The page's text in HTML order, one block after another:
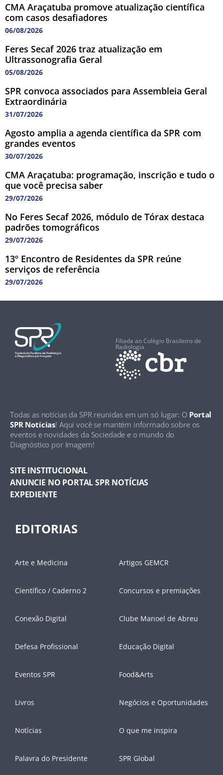
CMA Araçatuba promove atualização científica
com casos desafiadores
06/08/2026
Feres Secaf 2026 traz atualização em
Ultrassonografia Geral
05/08/2026
SPR convoca associados para Assembleia Geral
Extraordinária
31/07/2026
Agosto amplia a agenda científica da SPR com
grandes eventos
30/07/2026
CMA Araçatuba: programação, inscrição e tudo o
que você precisa saber
29/07/2026
No Feres Secaf 2026, módulo de Tórax destaca
padrões tomográficos
29/07/2026
13º Encontro de Residentes da SPR reúne
serviços de referência
29/07/2026
Filiada ao Colégio Brasileiro de
Radiologia
Todas as notícias da SPR reunidas em um só lugar: O Portal
SPR Notícias! Aqui você se mantém informado sobre os
eventos e novidades da Sociedade e o mundo do
Diagnóstico por Imagem!
SITE INSTITUCIONAL
ANUNCIE NO PORTAL SPR NOTÍCIAS
EXPEDIENTE
EDITORIAS
Arte e Medicina Artigos GEMCR
Científico / Caderno 2 Concursos e premiações
Conexão Digital Clube Manoel de Abreu
Defesa Profissional Educação Digital
Eventos SPR Food&Arts
Livros Negócios e Oportunidades
Notícias O que me inspira
Palavra do Presidente SPR Global